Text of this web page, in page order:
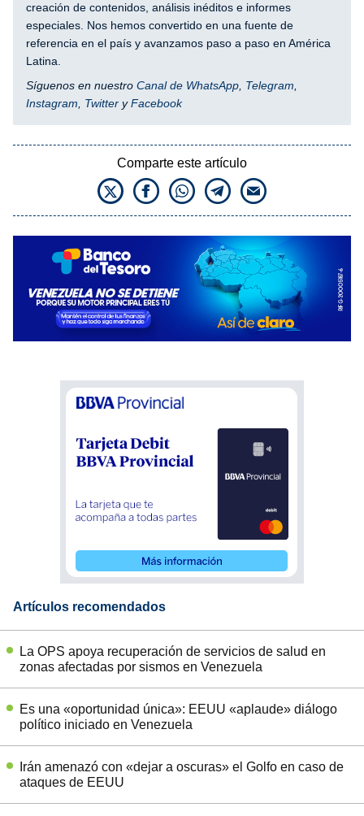
creación de contenidos, análisis inéditos e informes
especiales. Nos hemos convertido en una fuente de
referencia en el país y avanzamos paso a paso en América
Latina.
Síguenos en nuestro Canal de WhatsApp Telegram
Instagram
Twitter yFacebook
Comparte este artículo
Artículos recomendados
La OPS apoya recuperación de servicios de salud en
zonas afectadas por sismos en Venezuela
Es una «oportunidad única»: EEUU «aplaude» diálogo
político iniciado en Venezuela
Irán amenazó con «dejar a oscuras» el Golfo en caso de
ataques de EEUU